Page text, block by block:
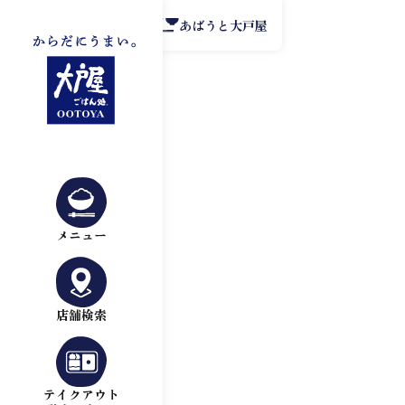
メニュー
店舗検索
テイクアウト
あばうと大戸屋